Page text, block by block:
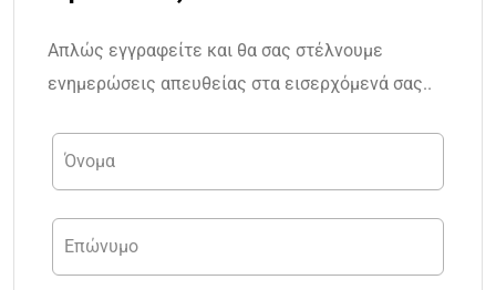
Απλώς εγγραφείτε και θα σας στέλνουμε
ενημερώσεις απευθείας στα εισερχόμενά σας..